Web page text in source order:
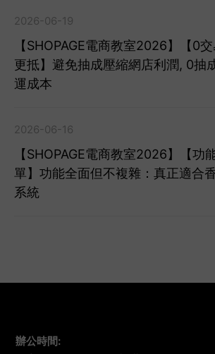
2026-06-19
【SHOPAGE電商教室2026】【0
更抵】避免抽成壓縮網店利潤, 0抽
運成本
2026-06-16
【SHOPAGE電商教室2026】【功
單】功能全面但不複雜：真正適合
系統
辦公時間: